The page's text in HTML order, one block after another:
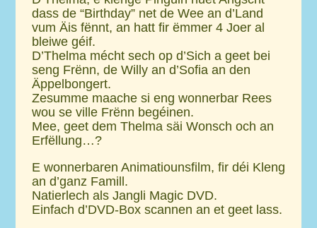
dass de “Birthday” net de Wee an d’Land
vum Äis fënnt, an hatt fir ëmmer 4 Joer al
bleiwe géif.
D’Thelma mécht sech op d’Sich a geet bei
seng Frënn, de Willy an d’Sofia an den
Äppelbongert.
Zesumme maache si eng wonnerbar Rees
wou se ville Frënn begéinen.
Mee, geet dem Thelma säi Wonsch och an
Erfëllung…?
E wonnerbaren Animatiounsfilm, fir déi Kleng
an d’ganz Famill.
Natierlech als Jangli Magic DVD.
Einfach d’DVD-Box scannen an et geet lass.